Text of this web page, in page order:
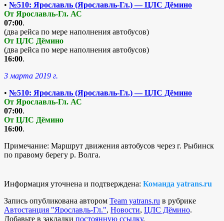
• №510: Ярославль (Ярославль-Гл.) — ЦЛС Дёмино
От Ярославль-Гл. АС
07:00.
(два рейса по мере наполнения автобусов)
От ЦЛС Дёмино
(два рейса по мере наполнения автобусов)
16:00.
3 марта 2019 г.
• №510: Ярославль (Ярославль-Гл.) — ЦЛС Дёмино
От Ярославль-Гл. АС
07:00.
От ЦЛС Дёмино
16:00.
Примечание: Маршрут движения автобусов через г. Рыбинск
по правому берегу р. Волга.
Информация уточнена и подтверждена: Команда yatrans.ru
Запись опубликована автором Team yatrans.ru в рубрике
Автостанция "Ярославль-Гл.", Новости, ЦЛС Дёмино.
Добавьте в закладки постоянную ссылку.